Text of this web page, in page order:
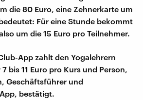
die 80 Euro, eine Zehnerkarte um
Für eine Stunde bekommt
um die 15 Euro pro Teilnehmer.
App zahlt den Yogalehrern
bis 11 Euro pro Kurs und Person,
Geschäftsführer und
bestätigt.